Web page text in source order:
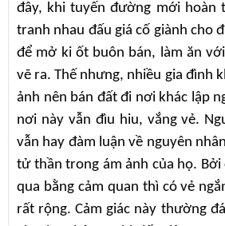
đây, khi tuyến đường mới hoàn
tranh nhau đấu giá cố giành cho
để mở ki ốt buôn bán, làm ăn
vẽ ra. Thế nhưng, nhiều gia đình
ảnh nên bán đất đi nơi khác lập
nơi này vẫn đìu hiu, vắng vẻ.
vẫn hay đàm luận về nguyên
tử thần trong ám ảnh của họ. Bởi
qua bằng cảm quan thì có vẻ
rất rộng. Cảm giác này thường